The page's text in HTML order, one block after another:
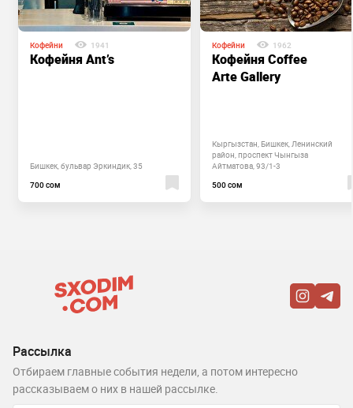
Кофейни 1941
Кофейня Ant’s
Бишкек, бульвар Эркиндик, 35
700 сом
Кофейни 1962
Кофейня Coffee
Arte Gallery
Кыргызстан, Бишкек, Ленинский
район, проспект Чынгыза
Айтматова, 93/1-3
500 сом
Рассылка
Отбираем главные события недели, а потом интересно
рассказываем о них в нашей рассылке.